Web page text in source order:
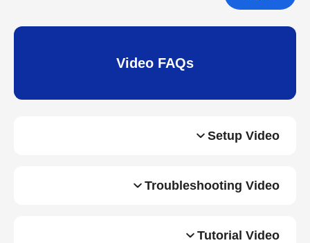
Video FAQs
Setup Video
Troubleshooting Video
Tutorial Video